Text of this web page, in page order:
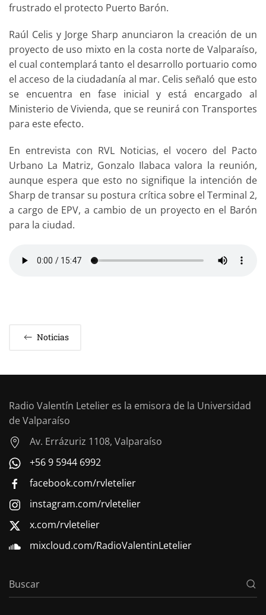
frustrado el protecto Puerto Barón.
Raúl Celis y Jorge Sharp anunciaron la creación de un
proyecto de uso mixto en la costa norte de Valparaíso,
el cual contemplará tanto el desarrollo portuario como
el acceso de la ciudadanía al mar. Celis señaló que esto
se encuentra en fase inicial y está encargado al
Ministerio de Vivienda, que se reunirá con Transportes
para este efecto.
En entrevista con RVL Noticias, el vocero del Pacto
Urbano La Matriz, Gonzalo Ilabaca valora la reunión,
aunque espera que esto no signifique la intención de
Sharp de transar su postura crítica sobre el Terminal 2,
a cargo de EPV, a cambio de un proyecto en el Barón
para la ciudad.
Noticias
Radio Valentín Letelier es la emisora de la Universidad
de Valparaíso
Av. Errázuriz 1108, Valparaíso
+56 9 5944 6992
facebook.com/rvletelier
instagram.com/rvletelier
x.com/rvletelier
mixcloud.com/RadioValentinLetelier